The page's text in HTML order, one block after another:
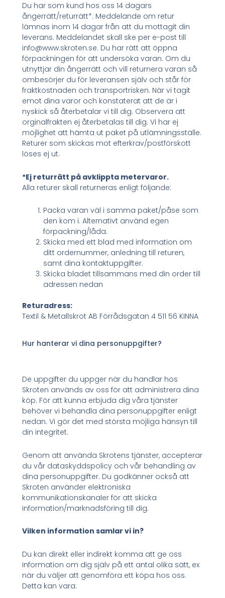
Du har som kund hos oss 14 dagars
ångerrätt/returrätt*. Meddelande om retur
lämnas inom 14 dagar från att du mottagit din
leverans. Meddelandet skall ske per e-post till
info@www.skroten.se. Du har rätt att öppna
förpackningen för att undersöka varan. Om du
utnyttjar din ångerrätt och vill returnera varan så
ombesörjer du för leveransen själv och står för
fraktkostnaden och transportrisken. När vi tagit
emot dina varor och konstaterat att de är i
nyskick så återbetalar vi till dig. Observera att
orginalfrakten ej återbetalas till dig. Vi har ej
möjlighet att hämta ut paket på utlämningsställe.
Returer som skickas mot efterkrav/postförskott
löses ej ut.
*Ej returrätt på avklippta metervaror.
Alla returer skall returneras enligt följande:
Packa varan väl i samma paket/påse som
den kom i. Alternativt använd egen
förpackning/låda.
Skicka med ett blad med information om
ditt ordernummer, anledning till returen,
samt dina kontaktuppgifter.
Skicka bladet tillsammans med din order till
adressen nedan
Returadress:
Textil & Metallskrot AB Förrådsgatan 4 511 56 KINNA
Hur hanterar vi dina personuppgifter?
De uppgifter du uppger när du handlar hos
Skroten används av oss för att administrera dina
köp. För att kunna erbjuda dig våra tjänster
behöver vi behandla dina personuppgifter enligt
nedan. Vi gör det med största möjliga hänsyn till
din integritet.
Genom att använda Skrotens tjänster, accepterar
du vår dataskyddspolicy och vår behandling av
dina personuppgifter. Du godkänner också att
Skroten använder elektroniska
kommunikationskanaler för att skicka
information/marknadsföring till dig.
Vilken information samlar vi in?
Du kan direkt eller indirekt komma att ge oss
information om dig själv på ett antal olika sätt, ex
när du väljer att genomföra ett köpa hos oss.
Detta kan vara: